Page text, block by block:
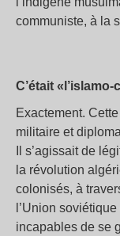
communiste, à la
C’était
Exactement.
militaire et
Il s’agissait de
la révolution
colonisés, à
l’Union
incapables de se